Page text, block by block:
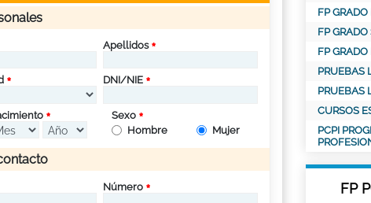
Apellidos
DNI/NIE
Sexo
Hombre
Mujer
Número
FP GRADO
FP
FP
PRUEBAS
PRUEBAS
CURSOS
PCPI
FP